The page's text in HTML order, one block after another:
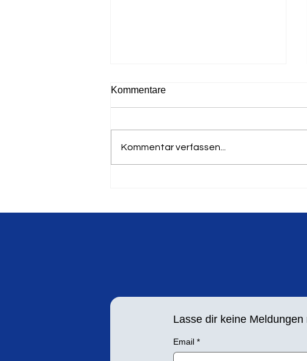
Kommentare
Kommentar verfassen...
Lasse dir keine
Email *